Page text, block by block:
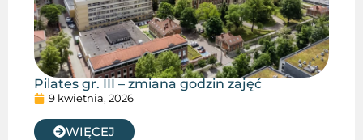
Pilates gr. III – zmiana godzin zajęć
9 kwietnia, 2026
WIĘCEJ